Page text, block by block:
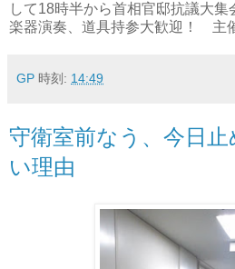
して18時半から首相官邸抗議大集
楽器演奏、道具持参大歓迎！ 主
GP 時刻: 14:49
守衛室前なう、今日
い理由